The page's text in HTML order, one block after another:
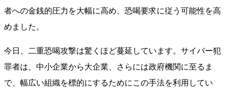
者への金銭的圧力を大幅に高め、恐喝要求に従う可能性を高
めました。
今日、二重恐喝攻撃は驚くほど蔓延しています。サイバー犯
罪者は、中小企業から大企業、さらには政府機関に至るま
で、幅広い組織を標的にするためにこの手法を利用してい